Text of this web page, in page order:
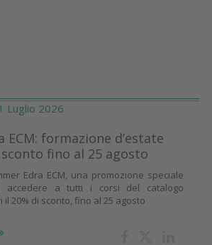
2026
ECM: formazione d’estate
fino al 25 agosto
Edra ECM, una promozione speciale
accedere a tutti i corsi del catalogo
il 20% di sconto, fino al 25 agosto